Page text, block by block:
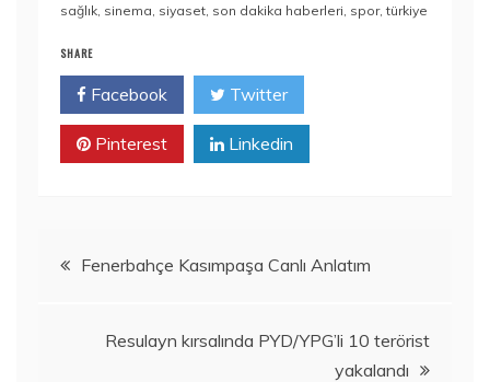
sağlık, sinema, siyaset, son dakika haberleri, spor,türkiye
SHARE
Facebook Twitter
Pinterest Linkedin
YazıFenerbahçe Kasımpaşa Canlı Anlatım
Resulayn kırsalında PYD/YPG’li 10 terörist
yakalandı